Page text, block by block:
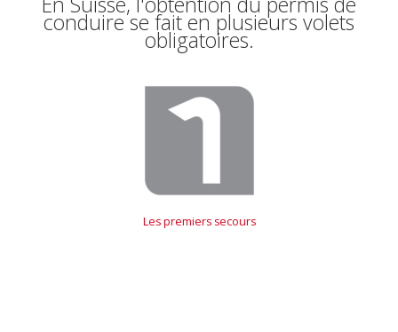
conduire se fait en plusieurs volets
obligatoires.
Les premiers secours